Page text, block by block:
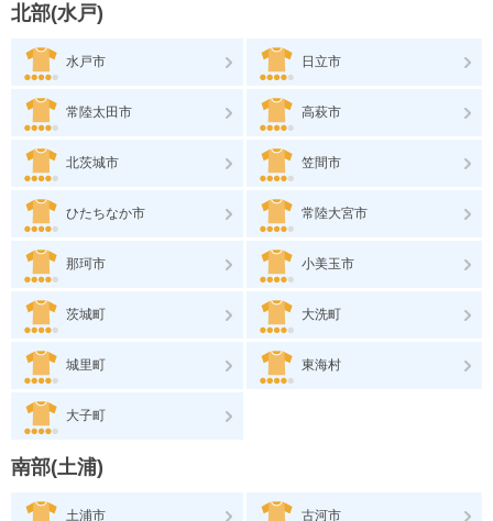
北部(水戸)
水戸市 日立市
常陸太田市 高萩市
北茨城市 笠間市
ひたちなか市 常陸大宮市
那珂市 小美玉市
茨城町 大洗町
城里町 東海村
大子町
南部(土浦)
土浦市 古河市